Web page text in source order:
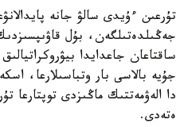
تۇرعىن ءۇيدى سالۋ جانە
جەڭىلدەتىلگەن، بۇل
ساقتاعان جاعدايدا
جۇيە بالاسى بار وتباسىلارعا،
دا الەۋمەتتىك ماڭىزدى توپتارعا
ەتەدى.